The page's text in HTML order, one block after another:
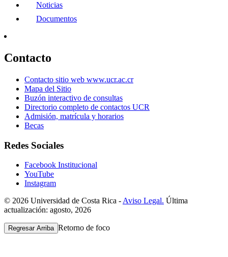
Noticias
Documentos
Contacto
Contacto sitio web www.ucr.ac.cr
Mapa del Sitio
Buzón interactivo de consultas
Directorio completo de contactos UCR
Admisión, matrícula y horarios
Becas
Redes Sociales
Facebook Institucional
YouTube
Instagram
© 2026 Universidad de Costa Rica - Aviso Legal. Última
actualización: agosto, 2026
Regresar Arriba Retorno de foco